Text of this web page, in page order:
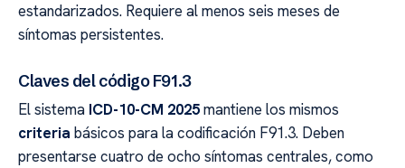
estandarizados. Requiere al menos seis meses de
síntomas persistentes.
Claves del código F91.3
El sistema ICD-10-CM 2025mantiene los mismos
criteria básicos para la codificación F91.3. Deben
presentarse cuatro de ocho síntomas centrales, como